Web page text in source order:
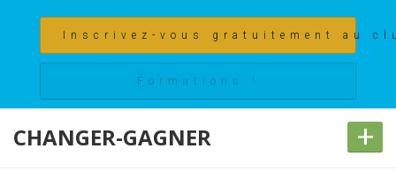
Inscrivez-vous gratuitement au
Formations !
CHANGER-GAGNER +